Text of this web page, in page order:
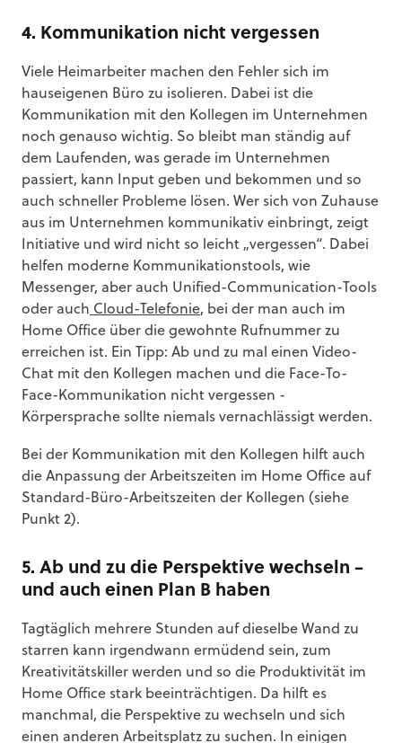
4. Kommunikation nicht vergessen
Viele Heimarbeiter machen den Fehler sich im
hauseigenen Büro zu isolieren. Dabei ist die
Kommunikation mit den Kollegen im Unternehmen
noch genauso wichtig. So bleibt man ständig auf
dem Laufenden, was gerade im Unternehmen
passiert, kann Input geben und bekommen und so
auch schneller Probleme lösen. Wer sich von Zuhause
aus im Unternehmen kommunikativ einbringt, zeigt
Initiative und wird nicht so leicht „vergessen“. Dabei
helfen moderne Kommunikationstools, wie
Messenger, aber auch Unified-Communication-Tools
oder auch Cloud-Telefonie, bei der man auch im
Home Office über die gewohnte Rufnummer zu
erreichen ist. Ein Tipp: Ab und zu mal einen Video-
Chat mit den Kollegen machen und die Face-To-
Face-Kommunikation nicht vergessen -
Körpersprache sollte niemals vernachlässigt werden.
Bei der Kommunikation mit den Kollegen hilft auch
die Anpassung der Arbeitszeiten im Home Office auf
Standard-Büro-Arbeitszeiten der Kollegen (siehe
Punkt 2).
5. Ab und zu die Perspektive wechseln –
und auch einen Plan B haben
Tagtäglich mehrere Stunden auf dieselbe Wand zu
starren kann irgendwann ermüdend sein, zum
Kreativitätskiller werden und so die Produktivität im
Home Office stark beeinträchtigen. Da hilft es
manchmal, die Perspektive zu wechseln und sich
einen anderen Arbeitsplatz zu suchen. In einigen